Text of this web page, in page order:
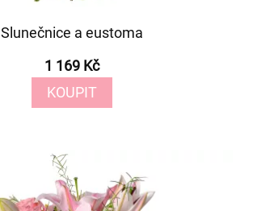
Slunečnice a eustoma
1 169 Kč
KOUPIT